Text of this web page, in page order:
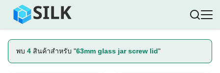
พบ 4 สินค้าสำหรับ "63mm glass jar screw lid"